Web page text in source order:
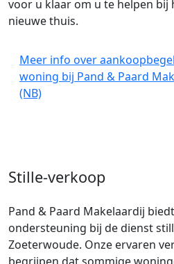
voor u klaar om u te helpen bij
nieuwe thuis.
Meer info over
woning bij Pand & Paard
(NB)
Stille-verkoop
Pand & Paard Makelaardij
ondersteuning bij de dienst
Zoeterwoude. Onze ervaren